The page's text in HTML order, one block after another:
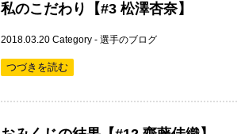
私のこだわり【#3 松澤杏奈】
2018.03.20 Category - 選手のブログ
つづきを読む